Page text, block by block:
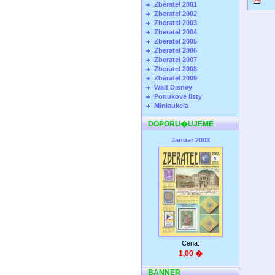
Zberatel 2001
Zberatel 2002
Zberatel 2003
Zberatel 2004
Zberatel 2005
Zberatel 2006
Zberatel 2007
Zberatel 2008
Zberatel 2009
Walt Disney
Ponukove listy
Miniaukcia
DOPORU�UJEME
Januar 2003
Cena:
1,00 �
BANNER